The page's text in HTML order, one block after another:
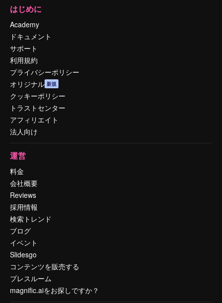
はじめに
Academy
ドキュメント
サポート
利用規約
プライバシーポリシー
オリジナル 新規
クッキーポリシー
トラストセンター
アフィリエイト
法人向け
運営
料金
会社概要
Reviews
採用情報
検索トレンド
ブログ
イベント
Slidesgo
コンテンツを販売する
プレスルーム
magnific.aiをお探しですか？